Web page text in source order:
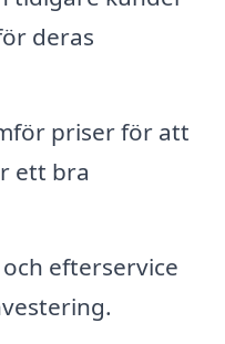
deras
priser för att
ett bra
efterservice